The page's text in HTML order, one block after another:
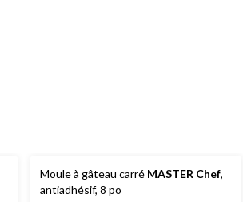
Moule à gâteau carré MASTER Chef,
antiadhésif, 8 po